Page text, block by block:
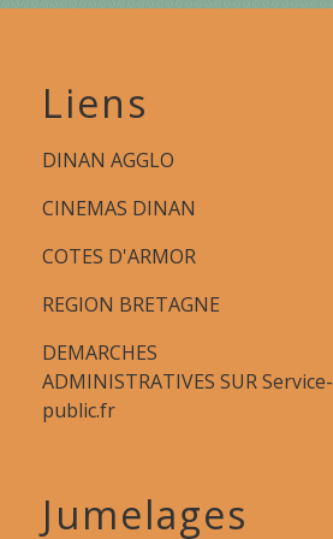
Liens
DINAN AGGLO
CINEMAS DINAN
COTES D'ARMOR
REGION BRETAGNE
DEMARCHES
ADMINISTRATIVES SUR Service-
public.fr
Jumelages